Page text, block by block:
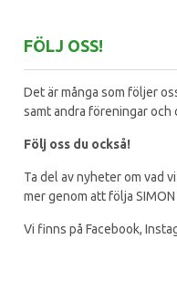
FÖLJ OSS!
Det är många som följer
samt andra föreningar och
Följ oss du också!
Ta del av nyheter om vad
mer genom att följa
Vi finns på Facebook,